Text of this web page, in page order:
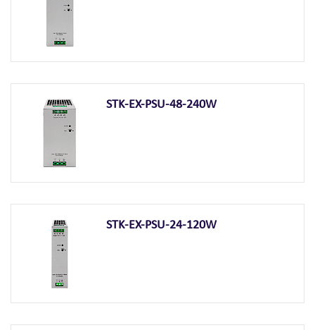
STK-EX-PSU-48-240W
STK-EX-PSU-24-120W